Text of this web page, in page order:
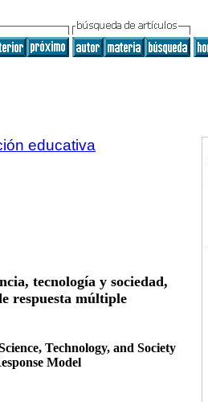
educativa
tecnología y sociedad,
respuesta múltiple
Technology, and Society
Model